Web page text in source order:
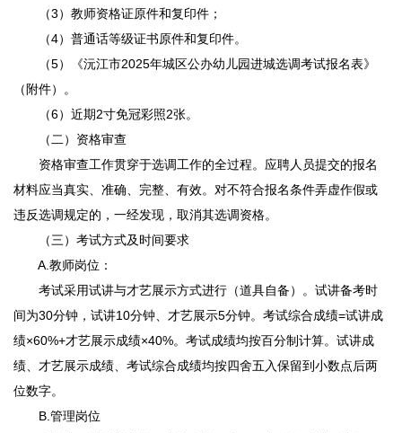
（3）教师资格证原件和复印件；
（4）普通话等级证书原件和复印件。
（5）《沅江市2025年城区公办幼儿园进城选调考试报名表》
（附件）。
（6）近期2寸免冠彩照2张。
（二）资格审查
资格审查工作贯穿于选调工作的全过程。应聘人员提交的报名
材料应当真实、准确、完整、有效。对不符合报名条件弄虚作假或
违反选调规定的，一经发现，取消其选调资格。
（三）考试方式及时间要求
A.教师岗位：
考试采用试讲与才艺展示方式进行（道具自备）。试讲备考时
间为30分钟，试讲10分钟、才艺展示5分钟。考试综合成绩=试讲成
绩×60%+才艺展示成绩×40%。考试成绩均按百分制计算。试讲成
绩、才艺展示成绩、考试综合成绩均按四舍五入保留到小数点后两
位数字。
B.管理岗位